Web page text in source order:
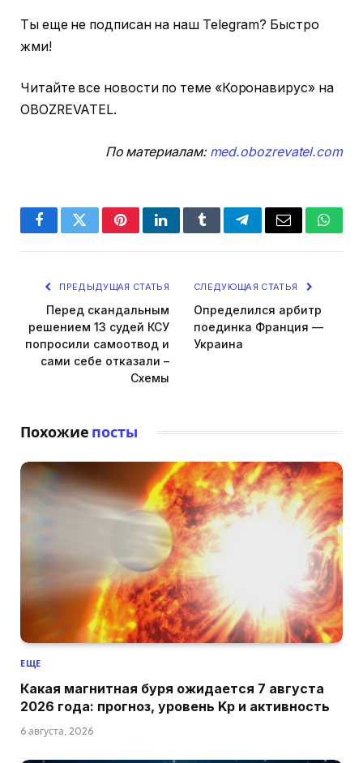
Ты еще не подписан на наш Telegram? Быстро
жми!
Читайте все новости по теме «Коронавирус» на
OBOZREVATEL.
По материалам: med.obozrevatel.com
FacebookTwitterPinterestLinkedInTumblrTelegramEmail
ПРЕДЫДУЩАЯ СТАТЬЯ
Перед скандальным
решением 13 судей КСУ
попросили самоотвод и
сами себе отказали –
Схемы
СЛЕДУЮЩАЯ СТАТЬЯ
Определился арбитр
поединка Франция —
Украина
Похожие посты
ЕЩЕ
Какая магнитная буря ожидается 7 августа
2026 года: прогноз, уровень Kp и активность
6 августа, 2026